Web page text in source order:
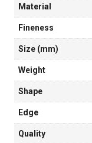
Material
Fineness
Size (mm)
Weight
Shape
Edge
Quality